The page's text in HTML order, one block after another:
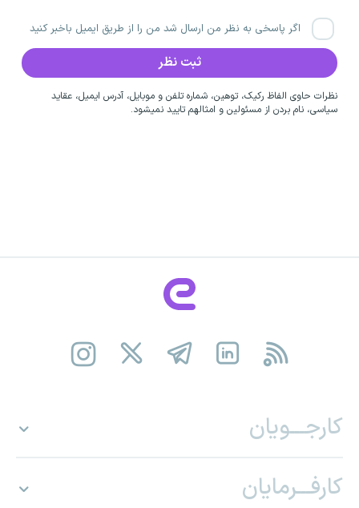
اگر پاسخی به نظر من ارسال شد من را از طریق ایمیل باخبر کنید
نظرات حاوی الفاظ رکیک، توهین، شماره تلفن و موبایل، آدرس ایمیل، عقاید
سیاسی، نام بردن از مسئولین و امثالهم تایید نمیشود.
کارجـــویان
کارفـــرمایان